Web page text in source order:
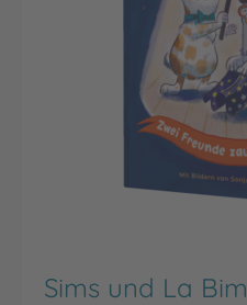
Sims und La Bim